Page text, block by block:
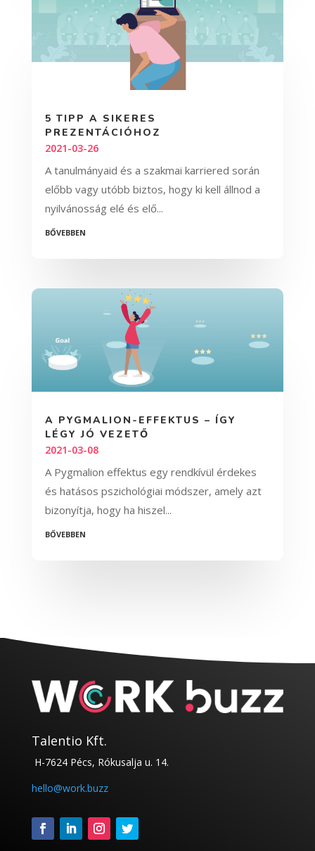
5 TIPP A SIKERES
PREZENTÁCIÓHOZ
2021-03-26
A tanulmányaid és a szakmai karriered során
előbb vagy utóbb biztos, hogy ki kell állnod a
nyilvánosság elé és elő...
bővebben
A PYGMALION-EFFEKTUS – ÍGY
LÉGY JÓ VEZETŐ
2021-03-08
A Pygmalion effektus egy rendkívül érdekes
és hatásos pszichológiai módszer, amely azt
bizonyítja, hogy ha hiszel...
bővebben
Talentio Kft.
H-7624 Pécs, Rókusalja u. 14.
hello@work.buzz